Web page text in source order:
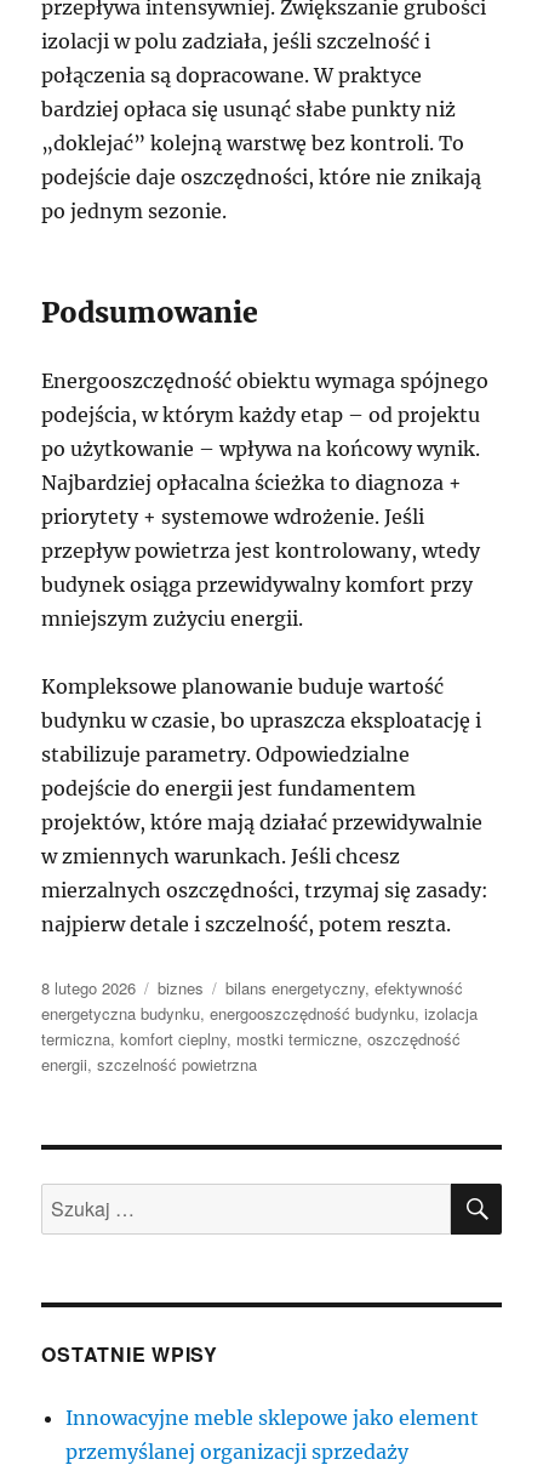
przepływa intensywniej. Zwiększanie grubości
izolacji w polu zadziała, jeśli szczelność i
połączenia są dopracowane. W praktyce
bardziej opłaca się usunąć słabe punkty niż
„doklejać” kolejną warstwę bez kontroli. To
podejście daje oszczędności, które nie znikają
po jednym sezonie.
Podsumowanie
Energooszczędność obiektu wymaga spójnego
podejścia, w którym każdy etap – od projektu
po użytkowanie – wpływa na końcowy wynik.
Najbardziej opłacalna ścieżka to diagnoza +
priorytety + systemowe wdrożenie. Jeśli
przepływ powietrza jest kontrolowany, wtedy
budynek osiąga przewidywalny komfort przy
mniejszym zużyciu energii.
Kompleksowe planowanie buduje wartość
budynku w czasie, bo upraszcza eksploatację i
stabilizuje parametry. Odpowiedzialne
podejście do energii jest fundamentem
projektów, które mają działać przewidywalnie
w zmiennych warunkach. Jeśli chcesz
mierzalnych oszczędności, trzymaj się zasady:
najpierw detale i szczelność, potem reszta.
Data
publikacji
8 lutego 2026 Kategorie
biznes Tagi
bilans energetyczny,efektywność
energetyczna budynku,energooszczędność budynku,izolacja
termiczna,komfort cieplny, mostki termiczne,oszczędność
energii,szczelność powietrzna
Szukaj:
OSTATNIE WPISY
Innowacyjne meble sklepowe jako element
przemyślanej organizacji sprzedaży